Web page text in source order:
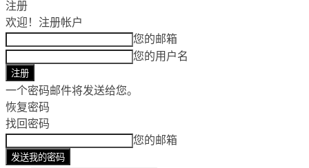
注册
欢迎！ 注册帐户
您的邮箱
您的用户名
一个密码邮件将发送给您。
恢复密码
找回密码
您的邮箱